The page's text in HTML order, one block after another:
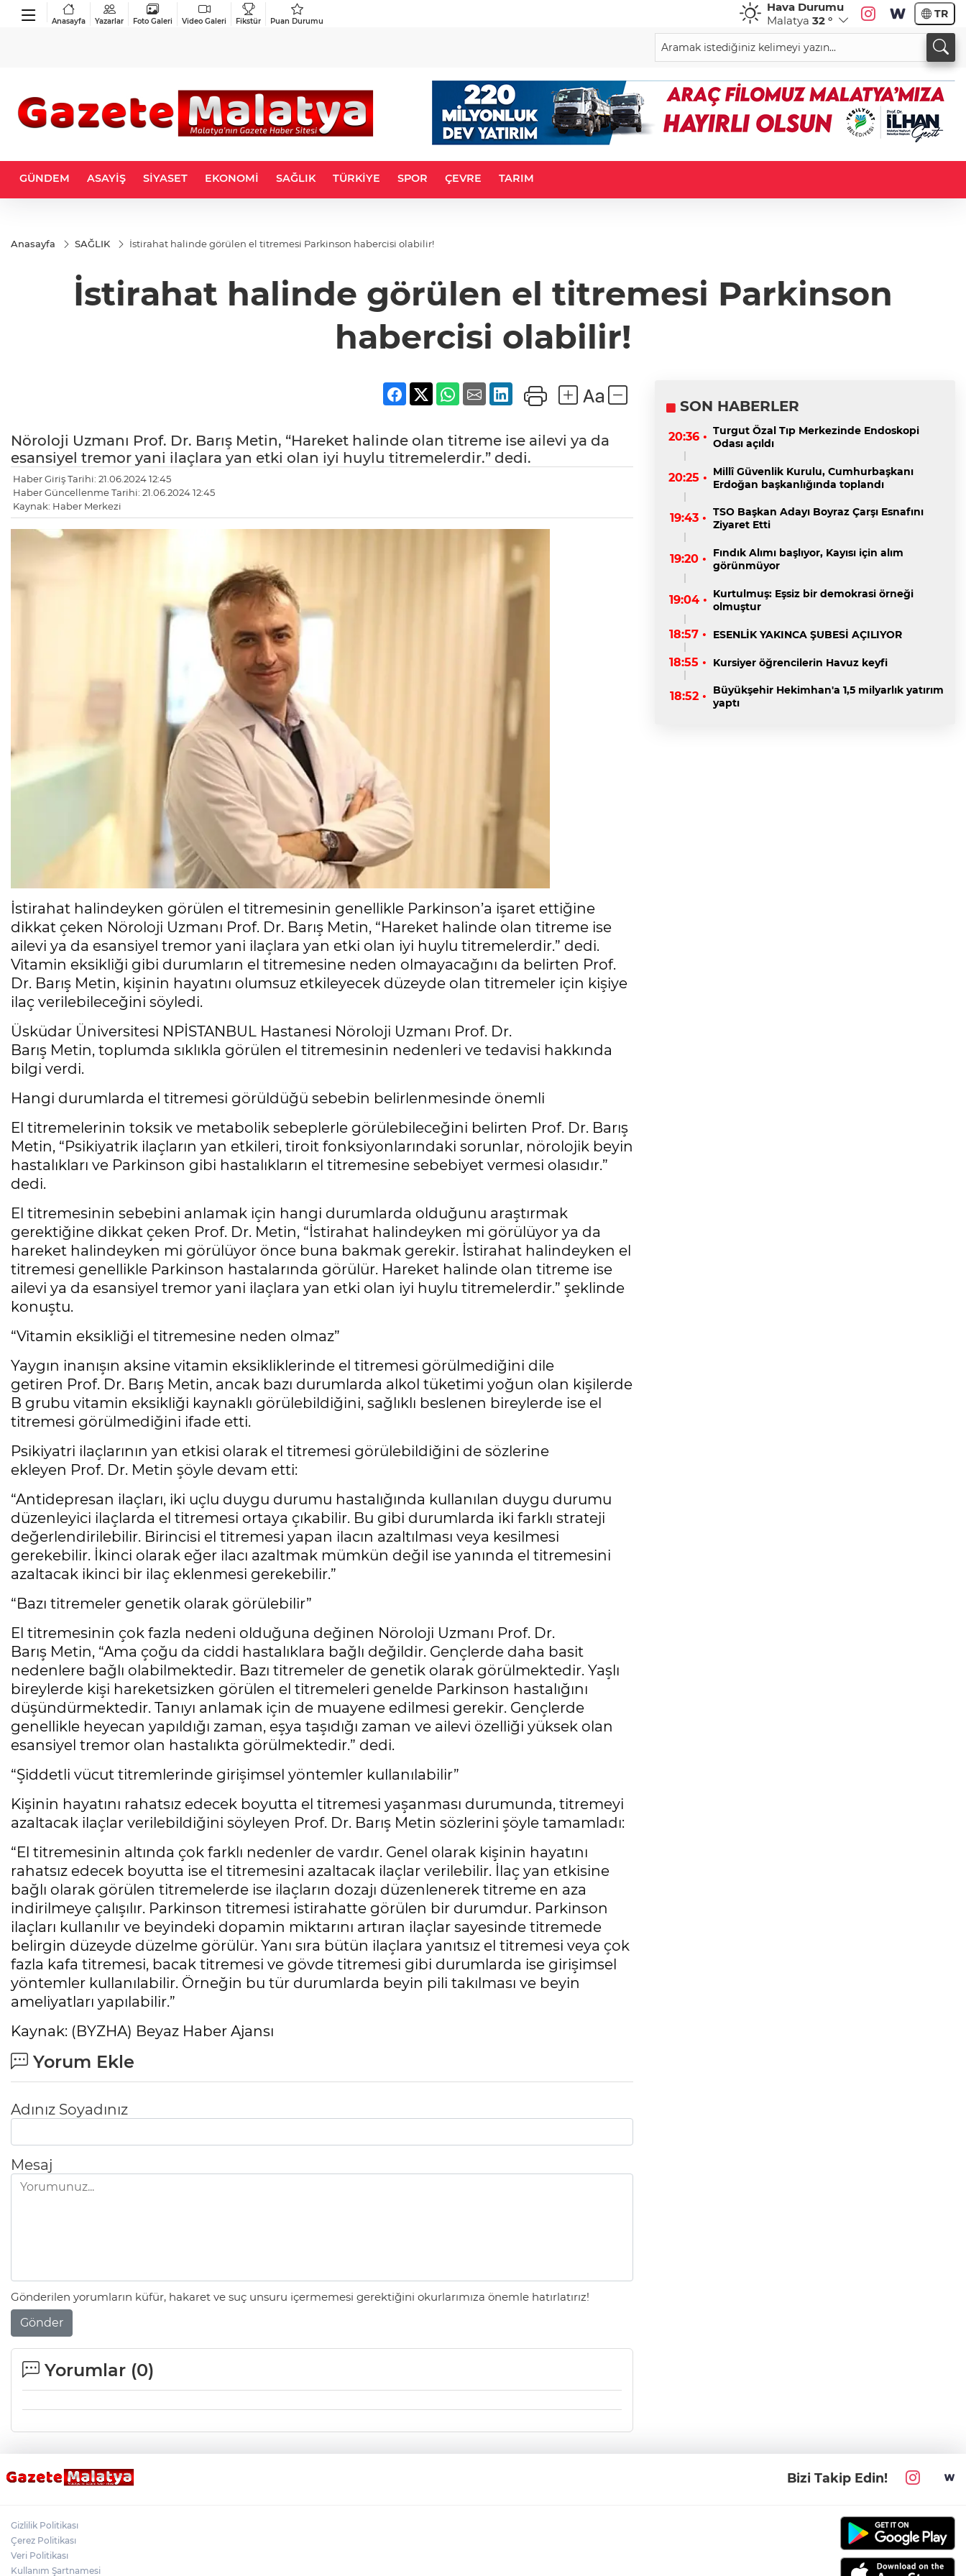
Anasayfa Yazarlar Foto Galeri Video Galeri Fikstür Puan Durumu
Hava Durumu
Malatya 32 ° TR
GÜNDEM ASAYİŞ SİYASET EKONOMİ SAĞLIK TÜRKİYE SPOR ÇEVRE TARIM
Anasayfa SAĞLIK İstirahat halinde görülen el titremesi Parkinson habercisi olabilir!
İstirahat halinde görülen el titremesi Parkinson
habercisi olabilir!
Nöroloji Uzmanı Prof. Dr. Barış Metin, “Hareket halinde olan titreme ise ailevi ya da
esansiyel tremor yani ilaçlara yan etki olan iyi huylu titremelerdir.” dedi.
Haber Giriş Tarihi: 21.06.2024 12:45
Haber Güncellenme Tarihi: 21.06.2024 12:45
Kaynak: Haber Merkezi
İstirahat halindeyken görülen el titremesinin genellikle Parkinson’a işaret ettiğine
dikkat çeken Nöroloji Uzmanı Prof. Dr. Barış Metin, “Hareket halinde olan titreme ise
ailevi ya da esansiyel tremor yani ilaçlara yan etki olan iyi huylu titremelerdir.” dedi.
Vitamin eksikliği gibi durumların el titremesine neden olmayacağını da belirten Prof.
Dr. Barış Metin, kişinin hayatını olumsuz etkileyecek düzeyde olan titremeler için kişiye
ilaç verilebileceğini söyledi.
Üsküdar Üniversitesi NPİSTANBUL Hastanesi Nöroloji Uzmanı Prof. Dr.
Barış Metin, toplumda sıklıkla görülen el titremesinin nedenleri ve tedavisi hakkında
bilgi verdi.
Hangi durumlarda el titremesi görüldüğü sebebin belirlenmesinde önemli
El titremelerinin toksik ve metabolik sebeplerle görülebileceğini belirten Prof. Dr. Barış
Metin, “Psikiyatrik ilaçların yan etkileri, tiroit fonksiyonlarındaki sorunlar, nörolojik beyin
hastalıkları ve Parkinson gibi hastalıkların el titremesine sebebiyet vermesi olasıdır.”
dedi.
El titremesinin sebebini anlamak için hangi durumlarda olduğunu araştırmak
gerektiğine dikkat çeken Prof. Dr. Metin, “İstirahat halindeyken mi görülüyor ya da
hareket halindeyken mi görülüyor önce buna bakmak gerekir. İstirahat halindeyken el
titremesi genellikle Parkinson hastalarında görülür. Hareket halinde olan titreme ise
ailevi ya da esansiyel tremor yani ilaçlara yan etki olan iyi huylu titremelerdir.” şeklinde
konuştu.
“Vitamin eksikliği el titremesine neden olmaz”
Yaygın inanışın aksine vitamin eksikliklerinde el titremesi görülmediğini dile
getiren Prof. Dr. Barış Metin, ancak bazı durumlarda alkol tüketimi yoğun olan kişilerde
B grubu vitamin eksikliği kaynaklı görülebildiğini, sağlıklı beslenen bireylerde ise el
titremesi görülmediğini ifade etti.
Psikiyatri ilaçlarının yan etkisi olarak el titremesi görülebildiğini de sözlerine
ekleyen Prof. Dr. Metin şöyle devam etti:
“Antidepresan ilaçları, iki uçlu duygu durumu hastalığında kullanılan duygu durumu
düzenleyici ilaçlarda el titremesi ortaya çıkabilir. Bu gibi durumlarda iki farklı strateji
değerlendirilebilir. Birincisi el titremesi yapan ilacın azaltılması veya kesilmesi
gerekebilir. İkinci olarak eğer ilacı azaltmak mümkün değil ise yanında el titremesini
azaltacak ikinci bir ilaç eklenmesi gerekebilir.”
“Bazı titremeler genetik olarak görülebilir”
El titremesinin çok fazla nedeni olduğuna değinen Nöroloji Uzmanı Prof. Dr.
Barış Metin, “Ama çoğu da ciddi hastalıklara bağlı değildir. Gençlerde daha basit
nedenlere bağlı olabilmektedir. Bazı titremeler de genetik olarak görülmektedir. Yaşlı
bireylerde kişi hareketsizken görülen el titremeleri genelde Parkinson hastalığını
düşündürmektedir. Tanıyı anlamak için de muayene edilmesi gerekir. Gençlerde
genellikle heyecan yapıldığı zaman, eşya taşıdığı zaman ve ailevi özelliği yüksek olan
esansiyel tremor olan hastalıkta görülmektedir.” dedi.
“Şiddetli vücut titremlerinde girişimsel yöntemler kullanılabilir”
Kişinin hayatını rahatsız edecek boyutta el titremesi yaşanması durumunda, titremeyi
azaltacak ilaçlar verilebildiğini söyleyen Prof. Dr. Barış Metin sözlerini şöyle tamamladı:
“El titremesinin altında çok farklı nedenler de vardır. Genel olarak kişinin hayatını
rahatsız edecek boyutta ise el titremesini azaltacak ilaçlar verilebilir. İlaç yan etkisine
bağlı olarak görülen titremelerde ise ilaçların dozajı düzenlenerek titreme en aza
indirilmeye çalışılır. Parkinson titremesi istirahatte görülen bir durumdur. Parkinson
ilaçları kullanılır ve beyindeki dopamin miktarını artıran ilaçlar sayesinde titremede
belirgin düzeyde düzelme görülür. Yanı sıra bütün ilaçlara yanıtsız el titremesi veya çok
fazla kafa titremesi, bacak titremesi ve gövde titremesi gibi durumlarda ise girişimsel
yöntemler kullanılabilir. Örneğin bu tür durumlarda beyin pili takılması ve beyin
ameliyatları yapılabilir.”
Kaynak: (BYZHA) Beyaz Haber Ajansı
Yorum Ekle
Adınız Soyadınız
Mesaj
Gönderilen yorumların küfür, hakaret ve suç unsuru içermemesi gerektiğini okurlarımıza önemle hatırlatırız!
Gönder
Yorumlar (0)
SON HABERLER
20:36 • Turgut Özal Tıp Merkezinde Endoskopi
Odası açıldı
20:25 • Millî Güvenlik Kurulu, Cumhurbaşkanı
Erdoğan başkanlığında toplandı
19:43 • TSO Başkan Adayı Boyraz Çarşı Esnafını
Ziyaret Etti
19:20 •
Fındık Alımı başlıyor, Kayısı için alım
görünmüyor
19:04 • Kurtulmuş: Eşsiz bir demokrasi örneği
olmuştur
18:57 • ESENLİK YAKINCA ŞUBESİ AÇILIYOR
18:55 • Kursiyer öğrencilerin Havuz keyfi
18:52 •
Büyükşehir Hekimhan'a 1,5 milyarlık yatırım
yaptı
Bizi Takip Edin!
Gizlilik Politikası
Çerez Politikası
Veri Politikası
Kullanım Şartnamesi